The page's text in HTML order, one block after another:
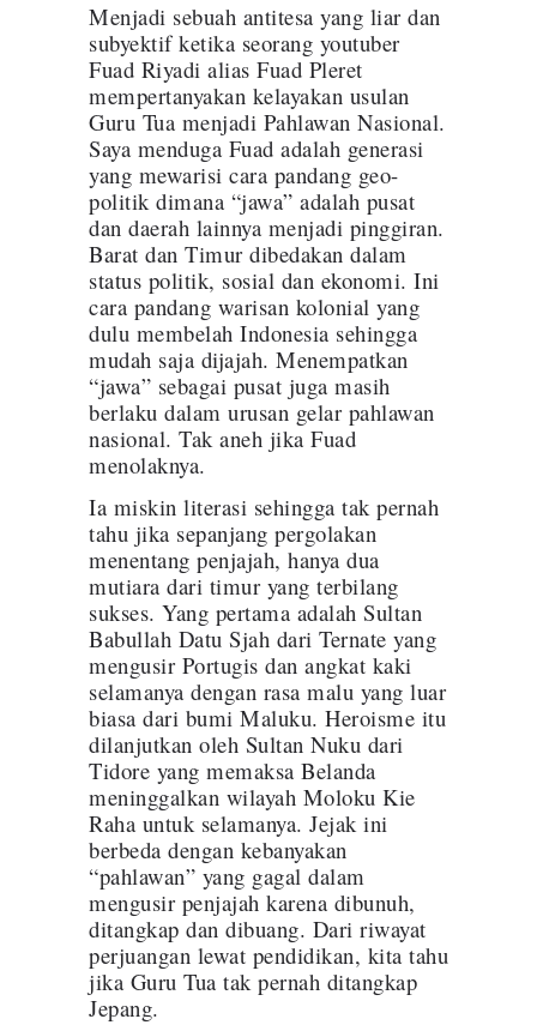
Menjadi sebuah antitesa yang liar dan
subyektif ketika seorang youtuber
Fuad Riyadi alias Fuad Pleret
mempertanyakan kelayakan usulan
Guru Tua menjadi Pahlawan Nasional.
Saya menduga Fuad adalah generasi
yang mewarisi cara pandang geo-
politik dimana “jawa” adalah pusat
dan daerah lainnya menjadi pinggiran.
Barat dan Timur dibedakan dalam
status politik, sosial dan ekonomi. Ini
cara pandang warisan kolonial yang
dulu membelah Indonesia sehingga
mudah saja dijajah. Menempatkan
“jawa” sebagai pusat juga masih
berlaku dalam urusan gelar pahlawan
nasional. Tak aneh jika Fuad
menolaknya.
Ia miskin literasi sehingga tak pernah
tahu jika sepanjang pergolakan
menentang penjajah, hanya dua
mutiara dari timur yang terbilang
sukses. Yang pertama adalah Sultan
Babullah Datu Sjah dari Ternate yang
mengusir Portugis dan angkat kaki
selamanya dengan rasa malu yang luar
biasa dari bumi Maluku. Heroisme itu
dilanjutkan oleh Sultan Nuku dari
Tidore yang memaksa Belanda
meninggalkan wilayah Moloku Kie
Raha untuk selamanya. Jejak ini
berbeda dengan kebanyakan
“pahlawan” yang gagal dalam
mengusir penjajah karena dibunuh,
ditangkap dan dibuang. Dari riwayat
perjuangan lewat pendidikan, kita tahu
jika Guru Tua tak pernah ditangkap
Jepang.